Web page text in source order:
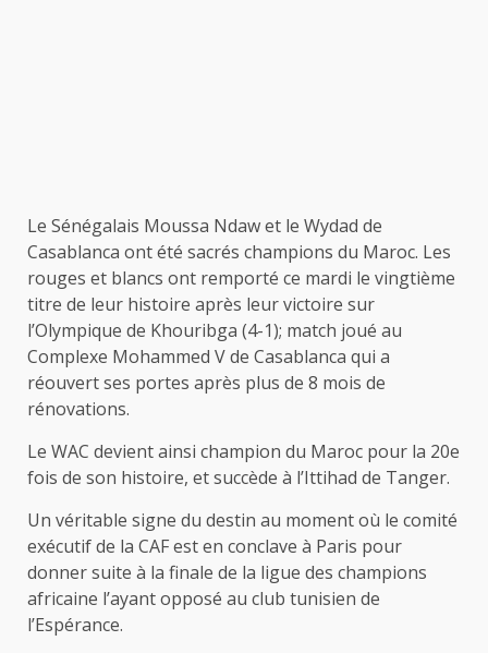
Le Sénégalais Moussa Ndaw et le Wydad de
Casablanca ont été sacrés champions du Maroc. Les
rouges et blancs ont remporté ce mardi le vingtième
titre de leur histoire après leur victoire sur
l’Olympique de Khouribga (4-1); match joué au
Complexe Mohammed V de Casablanca qui a
réouvert ses portes après plus de 8 mois de
rénovations.
Le WAC devient ainsi champion du Maroc pour la 20e
fois de son histoire, et succède à l’Ittihad de Tanger.
Un véritable signe du destin au moment où le comité
exécutif de la CAF est en conclave à Paris pour
donner suite à la finale de la ligue des champions
africaine l’ayant opposé au club tunisien de
l’Espérance.